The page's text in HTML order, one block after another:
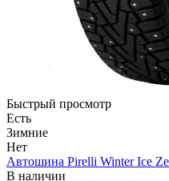
Быстрый просмотр
Есть
Зимние
Нет
Автошина Pirelli Winter Ice
В наличии